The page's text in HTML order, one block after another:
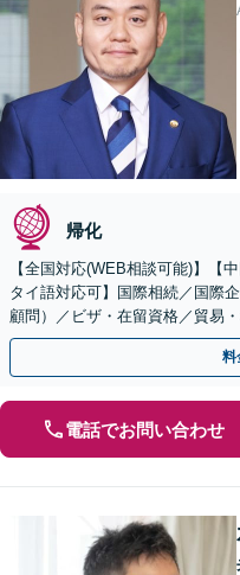
帰化
【全国対応(WEB相談可能)】【
タイ語対応可】国際相続／国際
顧問）／ビザ・在留資格／貿易
国人刑事事件など、幅広いご相
料
電話でお問い合わせ